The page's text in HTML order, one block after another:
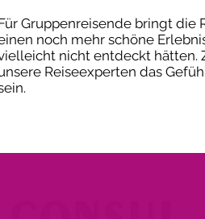
Gruppenreisende bringt die
noch mehr schöne
nicht entdeckt hätten.
Reiseexperten das